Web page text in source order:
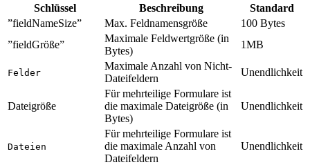
Schlüssel Beschreibung
Standard
”fieldNameSize”
Max. Feldnamensgröße
100 Bytes
”fieldGröße”
Maximale Feldwertgröße (in
Bytes)
1MB
Felder
Maximale Anzahl von Nicht-
Dateifeldern
Unendlichkeit
Dateigröße
Für mehrteilige Formulare ist
die maximale Dateigröße (in
Bytes)
Unendlichkeit
Dateien
Für mehrteilige Formulare ist
die maximale Anzahl von
Dateifeldern
Unendlichkeit